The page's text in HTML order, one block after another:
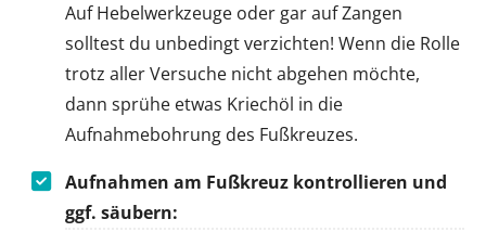
Auf Hebelwerkzeuge oder gar auf Zangen
solltest du unbedingt verzichten! Wenn die Rolle
trotz aller Versuche nicht abgehen möchte,
dann sprühe etwas Kriechöl in die
Aufnahmebohrung des Fußkreuzes.
Aufnahmen am Fußkreuz kontrollieren und
ggf. säubern: